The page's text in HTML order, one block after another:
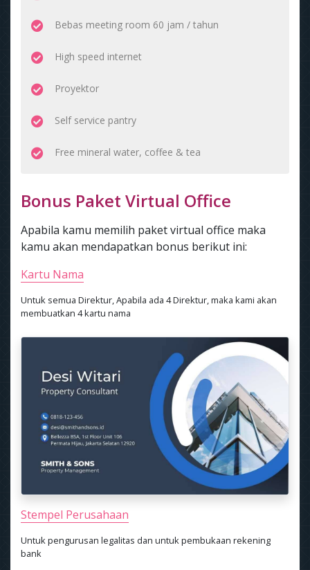
Bebas meeting room 60 jam / tahun
High speed internet
Proyektor
Self service pantry
Free mineral water, coffee & tea
Bonus Paket Virtual Office
Apabila kamu memilih paket virtual office maka
kamu akan mendapatkan bonus berikut ini:
Kartu Nama
Untuk semua Direktur, Apabila ada 4 Direktur, maka kami akan
membuatkan 4 kartu nama
Stempel Perusahaan
Untuk pengurusan legalitas dan untuk pembukaan rekening
bank